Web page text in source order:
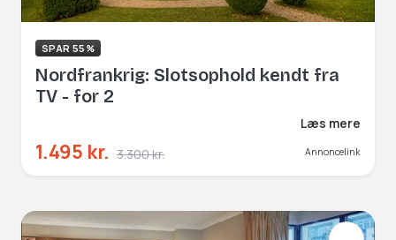
SPAR 55%
Nordfrankrig: Slotsophold kendt fra
TV - for 2
Læs mere
1.495 kr. 3.300 kr. Annoncelink